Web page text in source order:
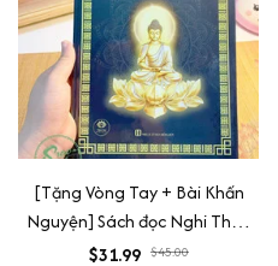
[Tặng Vòng Tay + Bài Khấn
Nguyện] Sách đọc Nghi Thức
Sám Hối và tổng hợp các bài
$31.99 $45.00